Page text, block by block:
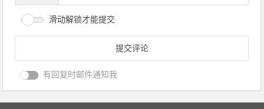
滑动解锁才能提交
有回复时邮件通知我